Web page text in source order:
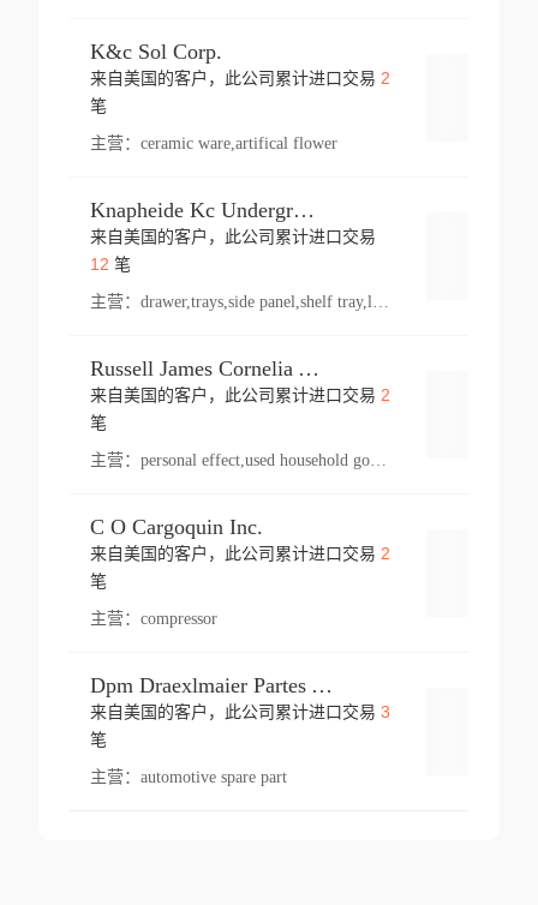
K&c Sol Corp.
来自美国的客户，此公司累计进口交易 2
笔
主营： ceramic ware,artifical flower
Knapheide Kc Underground
来自美国的客户，此公司累计进口交易
12 笔
主营：
Russell James Cornelia Arlington Va
来自美国的客户，此公司累计进口交易 2
笔
主营： personal effect,used household goods
C O Cargoquin Inc.
来自美国的客户，此公司累计进口交易 2
笔
主营： compressor
Dpm Draexlmaier Partes Automotrices Corr Ind Huejotzingo
来自美国的客户，此公司累计进口交易 3
笔
主营： automotive spare part